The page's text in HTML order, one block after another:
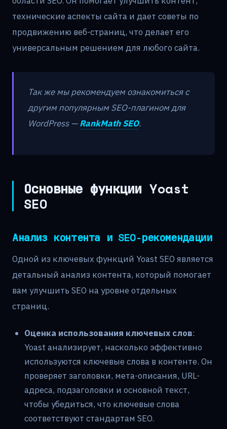
технические аспекты сайта и дает советы по
продвижению веб-страниц, что делает его
универсальным решением для любого сайта.
Так же мы рекомендуем ознакомиться с
другим популярным SEO-плагином для
WordPress —RankMath SEO.
Основные функции Yoast
SEO
Анализ контента и SEO-рекомендации
Одной из ключевых функций Yoast SEO является
детальный анализ контента, который помогает
вам улучшить SEO на уровне отдельных
страниц.
Оценка использования ключевых слов:
Yoast анализирует, насколько эффективно
используются ключевые слова в контенте. Он
проверяет заголовки, мета-описания, URL-
адреса, подзаголовки и основной текст,
чтобы убедиться, что ключевые слова
соответствуют стандартам SEO.